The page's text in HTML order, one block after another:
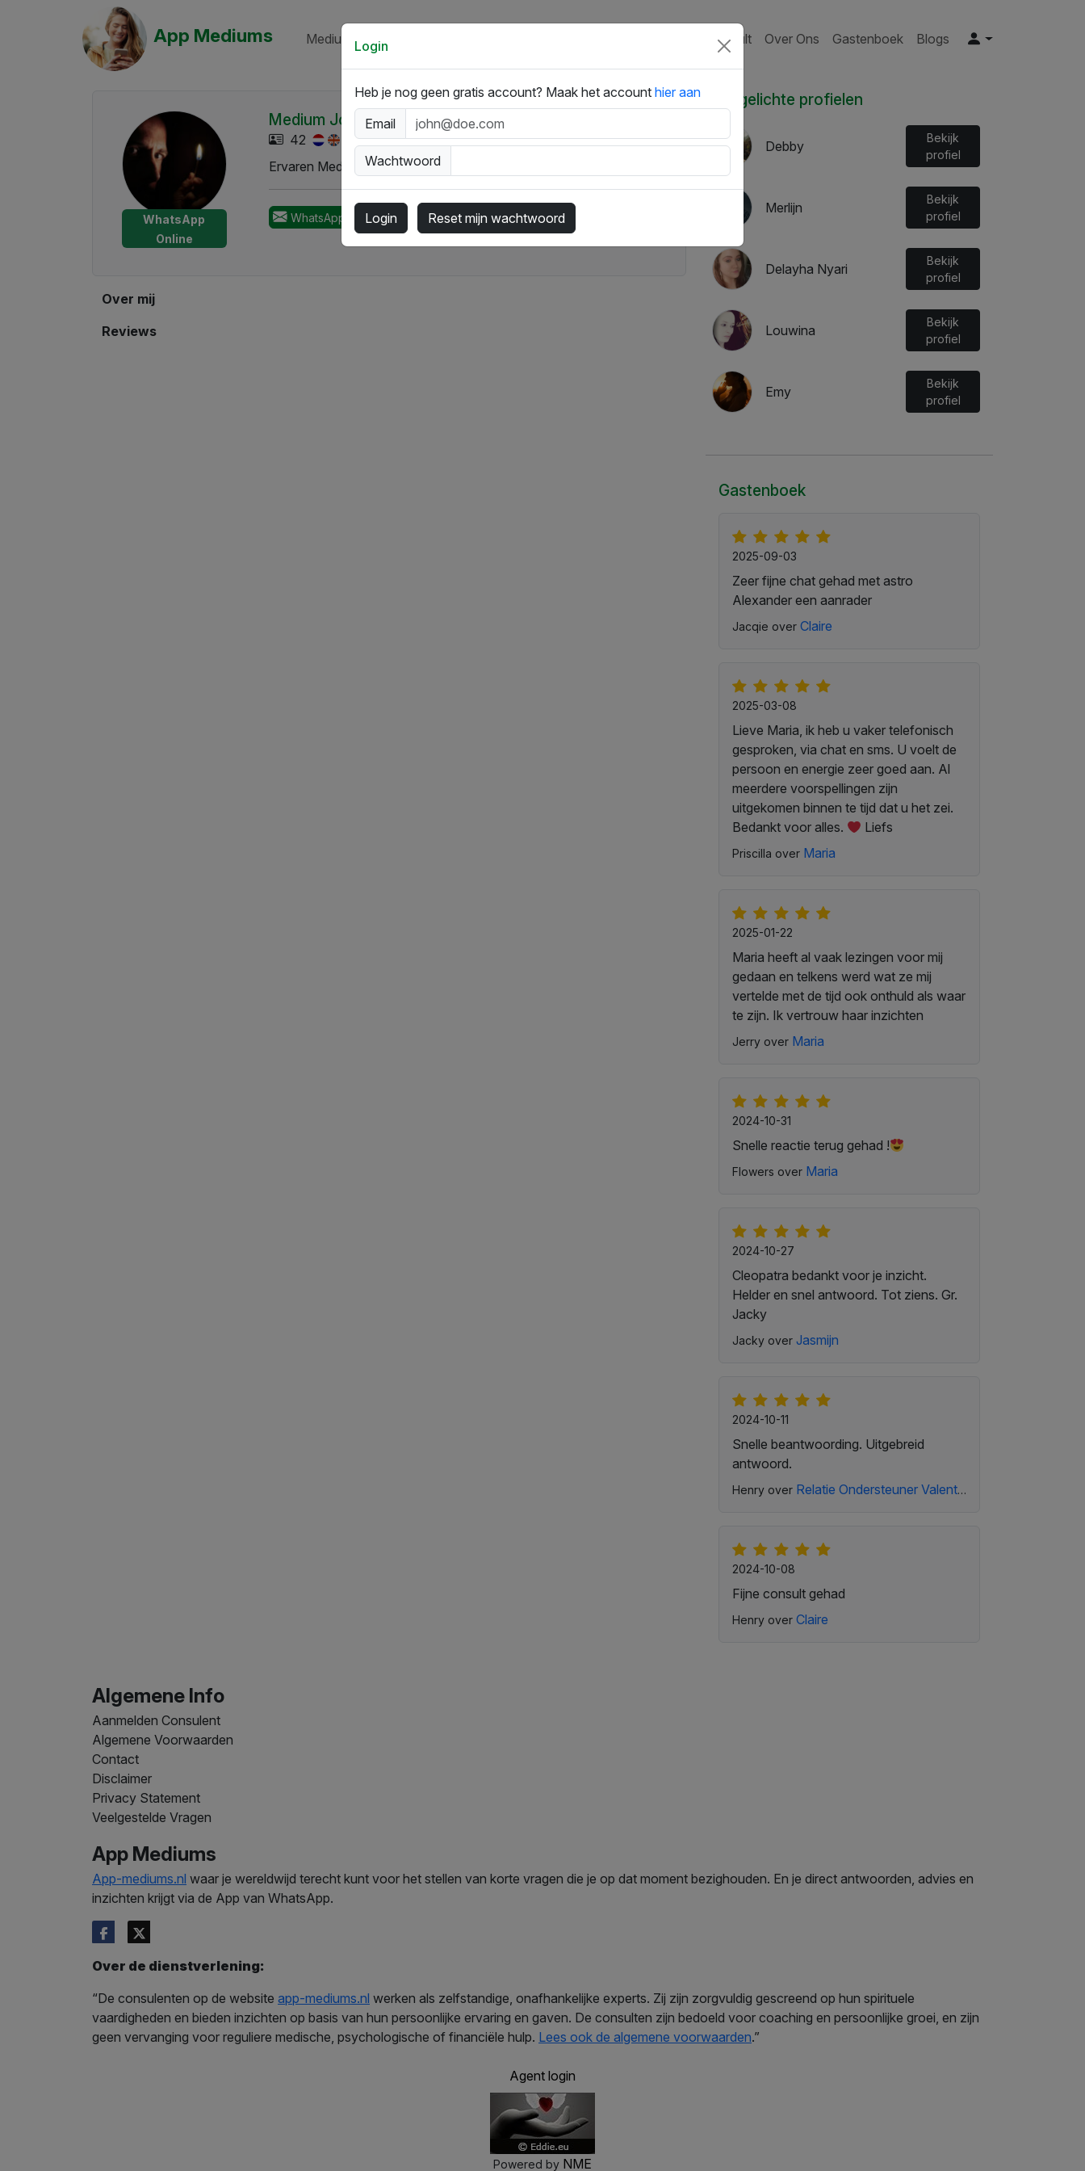
App Mediums Mediums Appen via WhatsApp Hoe werkt een spiritueel WhatsApp Consult Over Ons Gastenboek Blogs
WhatsApp
Online
Medium John
42
Ervaren Medium Paragnost
WhatsApp sturen Gastenboek bericht schrijven
Over mij
Reviews
Uitgelichte profielen
Debby
Bekijk
profiel
Merlijn
Bekijk
profiel
Delayha Nyari
Bekijk
profiel
Louwina
Bekijk
profiel
Emy
Bekijk
profiel
Gastenboek
2025-09-03
Zeer fijne chat gehad met astro
Alexander een aanrader
Jacqie over Claire
2025-03-08
Lieve Maria, ik heb u vaker telefonisch
gesproken, via chat en sms. U voelt de
persoon en energie zeer goed aan. Al
meerdere voorspellingen zijn
uitgekomen binnen te tijd dat u het zei.
Bedankt voor alles.
Liefs
Priscilla over Maria
2025-01-22
Maria heeft al vaak lezingen voor mij
gedaan en telkens werd wat ze mij
vertelde met de tijd ook onthuld als waar
te zijn. Ik vertrouw haar inzichten
Jerry over Maria
2024-10-31
Snelle reactie terug gehad !
Flowers over Maria
2024-10-27
Cleopatra bedankt voor je inzicht.
Helder en snel antwoord. Tot ziens. Gr.
Jacky
Jacky over Jasmijn
2024-10-11
Snelle beantwoording. Uitgebreid
antwoord.
Henry over Relatie Ondersteuner Valentina
2024-10-08
Fijne consult gehad
Henry over Claire
Algemene Info
Aanmelden Consulent
Algemene Voorwaarden
Contact
Disclaimer
Privacy Statement
Veelgestelde Vragen
App Mediums
App-mediums.nl waar je wereldwijd terecht kunt voor het stellen van korte vragen die je op dat moment bezighouden. En je direct antwoorden, advies en
inzichten krijgt via de App van WhatsApp.
Over de dienstverlening:
“De consulenten op de website app-mediums.nl werken als zelfstandige, onafhankelijke experts. Zij zijn zorgvuldig gescreend op hun spirituele
vaardigheden en bieden inzichten op basis van hun persoonlijke ervaring en gaven. De consulten zijn bedoeld voor coaching en persoonlijke groei, en zijn
geen vervanging voor reguliere medische, psychologische of financiële hulp. Lees ook de algemene voorwaarden.”
Agent login
Powered by NME
Login
Heb je nog geen gratis account? Maak het account hier aan
Email
Wachtwoord
Login Reset mijn wachtwoord